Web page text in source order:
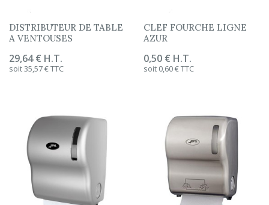
DISTRIBUTEUR DE TABLE
A VENTOUSES
Prix
29,64 € H.T.
soit 35,57 € TTC
CLEF FOURCHE LIGNE
AZUR
Prix
0,50 € H.T.
soit 0,60 € TTC